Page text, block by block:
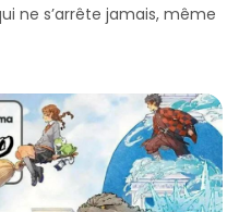
ne s’arrête jamais, même